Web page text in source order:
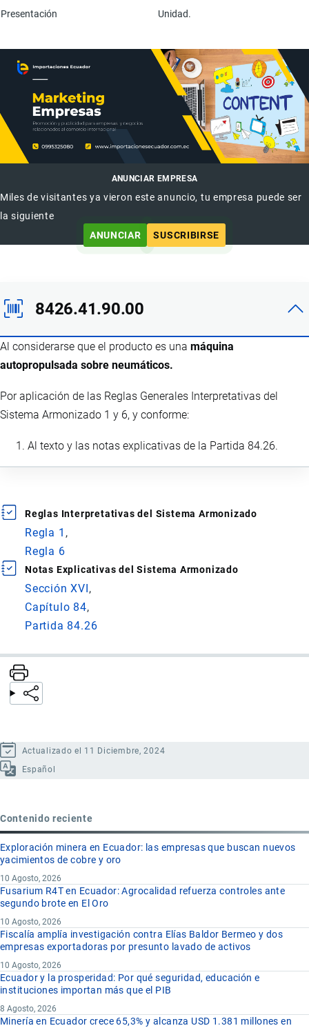
Presentación
Unidad.
ANUNCIAR EMPRESA
Miles de visitantes ya vieron este anuncio, tu empresa puede ser
la siguiente
ANUNCIAR
SUSCRIBIRSE
8426.41.90.00
Al considerarse que el producto es una máquina
autopropulsada sobre neumáticos.
Por aplicación de las Reglas Generales Interpretativas del
Sistema Armonizado 1 y 6, y conforme:
Al texto y las notas explicativas de la Partida 84.26.
Reglas Interpretativas del Sistema Armonizado
Regla 1
Regla 6
Notas Explicativas del Sistema Armonizado
Sección XVI
Capítulo 84
Partida 84.26
Actualizado el 11 Diciembre, 2024
Español
Contenido reciente
Exploración minera en Ecuador: las empresas que buscan nuevos
yacimientos de cobre y oro
10 Agosto, 2026
Fusarium R4T en Ecuador: Agrocalidad refuerza controles ante
segundo brote en El Oro
10 Agosto, 2026
Fiscalía amplía investigación contra Elías Baldor Bermeo y dos
empresas exportadoras por presunto lavado de activos
10 Agosto, 2026
Ecuador y la prosperidad: Por qué seguridad, educación e
instituciones importan más que el PIB
8 Agosto, 2026
Minería en Ecuador crece 65,3% y alcanza USD 1.381 millones en